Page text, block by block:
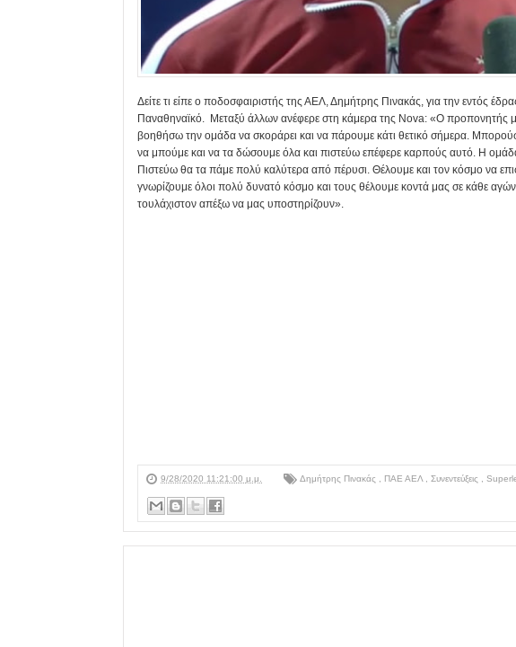
Δείτε τι είπε ο ποδοσφαιριστής της ΑΕΛ, Δημήτρης Πινακάς, για την εντός
Παναθηναϊκό. Μεταξύ άλλων ανέφερε στη κάμερα της Nova: «Ο προπονητής
βοηθήσω την ομάδα να σκοράρει και να πάρουμε κάτι θετικό σήμερα.
να μπούμε και να τα δώσουμε όλα και πιστεύω επέφερε καρπούς αυτό. Η ομάδα
Πιστεύω θα τα πάμε πολύ καλύτερα από πέρυσι. Θέλουμε και τον κόσμο να
γνωρίζουμε όλοι πολύ δυνατό κόσμο και τους θέλουμε κοντά μας σε κάθε
τουλάχιστον απέξω να μας υποστηρίζουν».
9/28/2020 11:21:00 μ.μ. Δημήτρης Πινακάς ΠΑΕ ΑΕΛ Συνεντεύξεις